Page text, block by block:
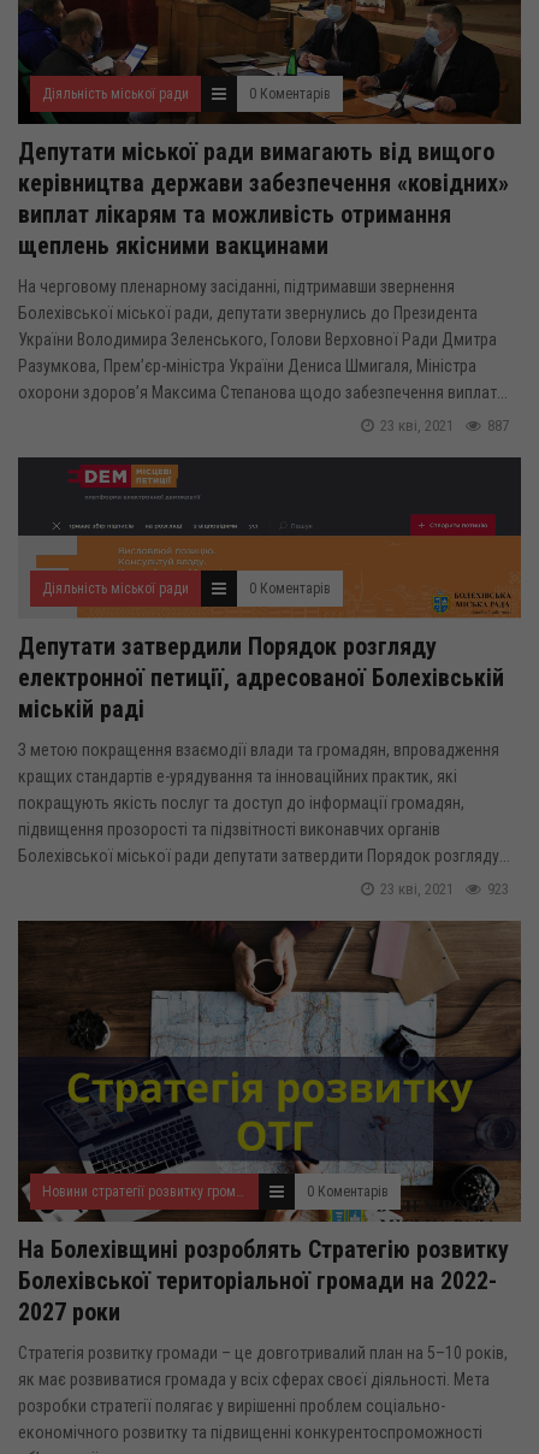
Діяльність міської ради 0 Коментарів
Депутати міської ради вимагають від вищого
керівництва держави забезпечення «ковідних»
виплат лікарям та можливість отримання
щеплень якісними вакцинами
На черговому пленарному засіданні, підтримавши звернення
Болехівської міської ради, депутати звернулись до Президента
України Володимира Зеленського, Голови Верховної Ради Дмитра
Разумкова, Прем’єр-міністра України Дениса Шмигаля, Міністра
охорони здоров’я Максима Степанова щодо забезпечення виплат...
887
23 кві, 2021
Діяльність міської ради 0 Коментарів
Депутати затвердили Порядок розгляду
електронної петиції, адресованої Болехівській
міській раді
З метою покращення взаємодії влади та громадян, впровадження
кращих стандартів е-урядування та інноваційних практик, які
покращують якість послуг та доступ до інформації громадян,
підвищення прозорості та підзвітності виконавчих органів
Болехівської міської ради депутати затвердити Порядок розгляду...
923
23 кві, 2021
Новини стратегії розвитку громади 0 Коментарів
На Болехівщині розроблять Стратегію розвитку
Болехівської територіальної громади на 2022-
2027 роки
Стратегія розвитку громади – це довготривалий план на 5–10 років,
як має розвиватися громада у всіх сферах своєї діяльності. Мета
розробки стратегії полягає у вирішенні проблем соціально-
економічного розвитку та підвищенні конкурентоспроможності